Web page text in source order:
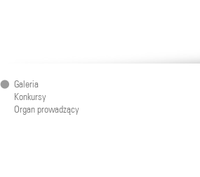
Galeria
Konkursy
Organ prowadzący